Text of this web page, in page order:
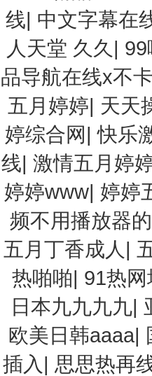
线| 中文字幕在
人天堂 久久 |
品导航在线x不卡
五月婷婷| 天天
婷综合网|快乐
线| 激情五月婷
婷婷www| 婷婷
频不用播放器
五月丁香成人 |
热啪啪| 91热网
日本九九九九|
欧美日韩aaaa|
插入 | 思思热再